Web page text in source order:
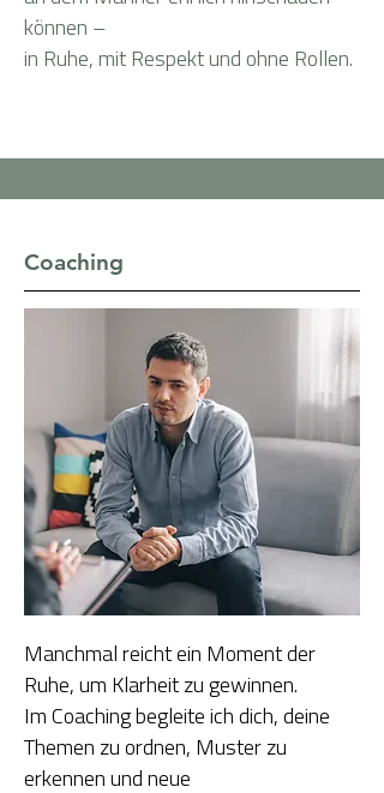
können –
in Ruhe, mit Respekt und ohne Rollen.
Coaching
Manchmal reicht ein Moment der
Ruhe, um Klarheit zu gewinnen.
Im Coaching begleite ich dich, deine
Themen zu ordnen, Muster zu
erkennen und neue